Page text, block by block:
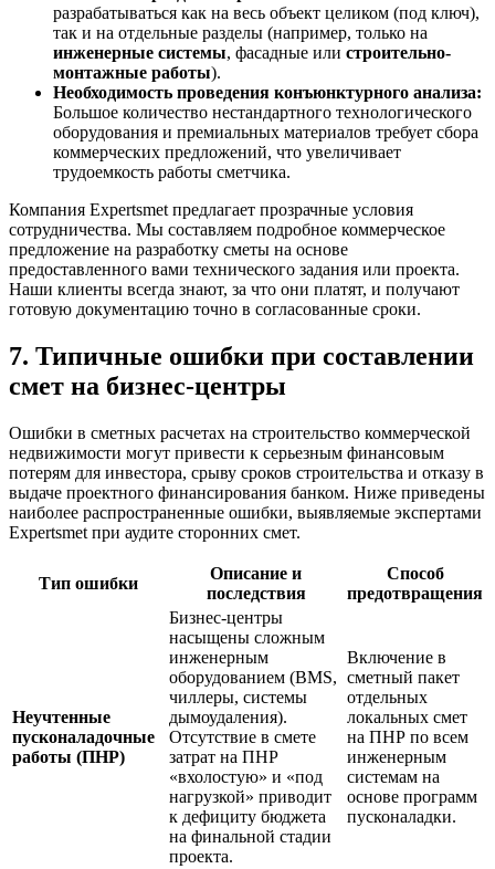
разрабатываться как на весь объект целиком (под ключ),
так и на отдельные разделы (например, только на
инженерные системы, фасадные или строительно-
монтажные работы).
Необходимость проведения конъюнктурного анализа:
Большое количество нестандартного технологического
оборудования и премиальных материалов требует сбора
коммерческих предложений, что увеличивает
трудоемкость работы сметчика.
Компания Expertsmet предлагает прозрачные условия
сотрудничества. Мы составляем подробное коммерческое
предложение на разработку сметы на основе
предоставленного вами технического задания или проекта.
Наши клиенты всегда знают, за что они платят, и получают
готовую документацию точно в согласованные сроки.
7. Типичные ошибки при составлении
смет на бизнес-центры
Ошибки в сметных расчетах на строительство коммерческой
недвижимости могут привести к серьезным финансовым
потерям для инвестора, срыву сроков строительства и отказу в
выдаче проектного финансирования банком. Ниже приведены
наиболее распространенные ошибки, выявляемые экспертами
Expertsmet при аудите сторонних смет.
Тип ошибки
Описание и
последствия
Способ
предотвращения
Неучтенные
пусконаладочные
работы (ПНР)
Бизнес-центры
насыщены сложным
инженерным
оборудованием (BMS,
чиллеры, системы
дымоудаления).
Отсутствие в смете
затрат на ПНР
«вхолостую» и «под
нагрузкой» приводит
к дефициту бюджета
на финальной стадии
проекта.
Включение в
сметный пакет
отдельных
локальных смет
на ПНР по всем
инженерным
системам на
основе программ
пусконаладки.